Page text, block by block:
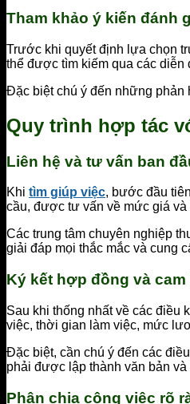
Tham khảo ý kiến đánh
Trước khi quyết định lựa chọn
thể được tìm kiếm qua các
Đặc biệt chú ý đến những phản
Quy trình hợp tác
Liên hệ và tư vấn ban
Khi tìm giúp việc, bước đầu
cầu, được tư vấn về mức giá
Các trung tâm chuyên nghiệp
giải đáp mọi thắc mắc và cung
Ký kết hợp đồng và
Sau khi thống nhất về các điều
việc, thời gian làm việc, mức
Đặc biệt, cần chú ý đến các
phải được lập thành văn bản
Phân chia công việc rõ